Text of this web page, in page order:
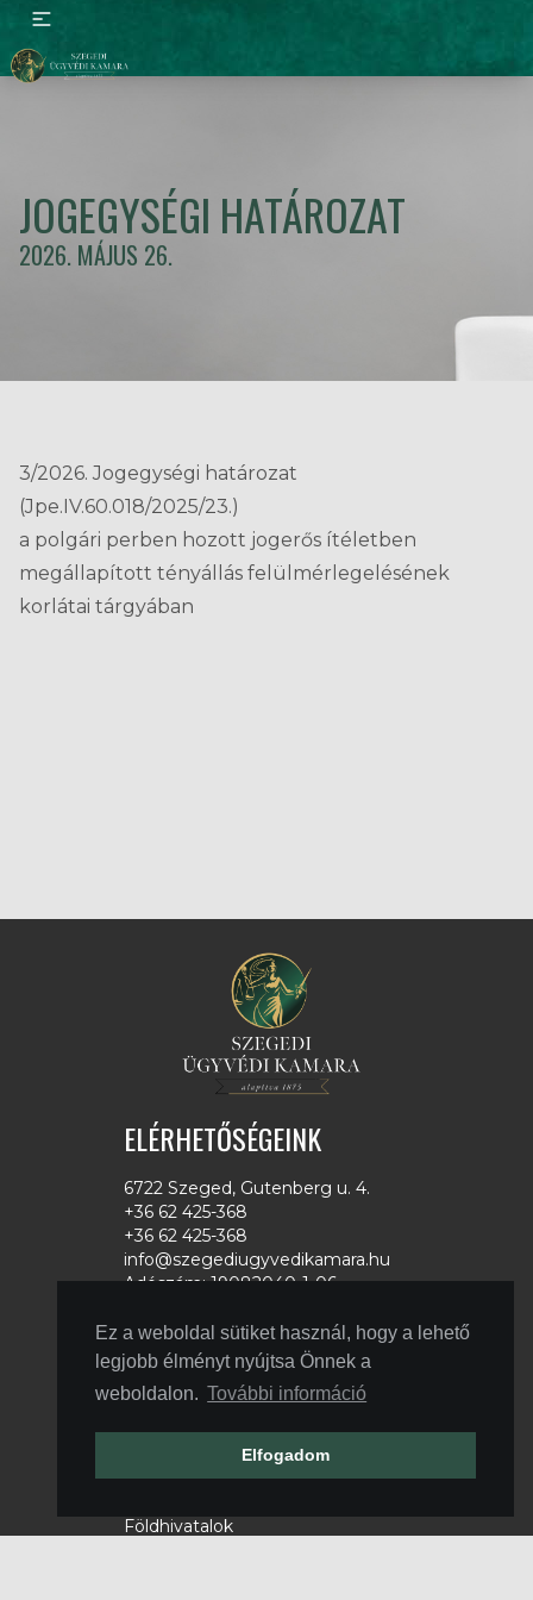
Ez a weboldal sütiket használ, hogy a lehető
legjobb élményt nyújtsa Önnek a
weboldalon. További információ
Elfogadom
JOGEGYSÉGI HATÁROZAT
2026. MÁJUS 26.
3/2026. Jogegységi határozat
(Jpe.IV.60.018/2025/23.)
a polgári perben hozott jogerős ítéletben
megállapított tényállás felülmérlegelésének
korlátai tárgyában
ELÉRHETŐSÉGEINK
6722 Szeged, Gutenberg u. 4.
+36 62 425-368
+36 62 425-368
info@szegediugyvedikamara.hu
Adószám: 19082040-1-06
LINKEK
Magyar Ügyvédi Kamara
Országos Bírósági Hivatal
Csongrád Megyei Kormányhivatal
Netlock
Földhivatalok